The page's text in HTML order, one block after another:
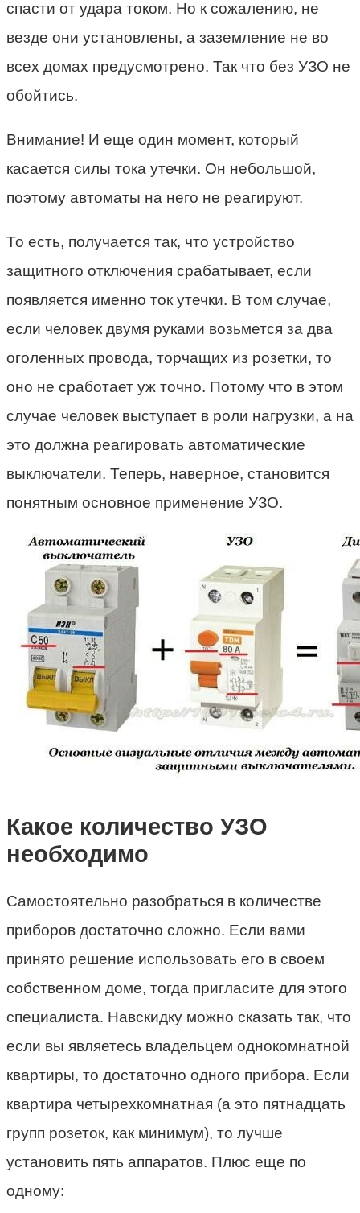
спасти от удара током. Но к сожалению, не
везде они установлены, а заземление не во
всех домах предусмотрено. Так что без УЗО не
обойтись.
Внимание! И еще один момент, который
касается силы тока утечки. Он небольшой,
поэтому автоматы на него не реагируют.
То есть, получается так, что устройство
защитного отключения срабатывает, если
появляется именно ток утечки. В том случае,
если человек двумя руками возьмется за два
оголенных провода, торчащих из розетки, то
оно не сработает уж точно. Потому что в этом
случае человек выступает в роли нагрузки, а на
это должна реагировать автоматические
выключатели. Теперь, наверное, становится
понятным основное применение УЗО.
Какое количество УЗО
необходимо
Самостоятельно разобраться в количестве
приборов достаточно сложно. Если вами
принято решение использовать его в своем
собственном доме, тогда пригласите для этого
специалиста. Навскидку можно сказать так, что
если вы являетесь владельцем однокомнатной
квартиры, то достаточно одного прибора. Если
квартира четырехкомнатная (а это пятнадцать
групп розеток, как минимум), то лучше
установить пять аппаратов. Плюс еще по
одному: